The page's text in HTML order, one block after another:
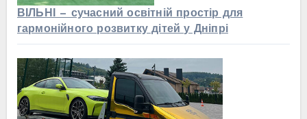
ВІЛЬНІ — сучасний освітній простір для
гармонійного розвитку дітей у Дніпрі